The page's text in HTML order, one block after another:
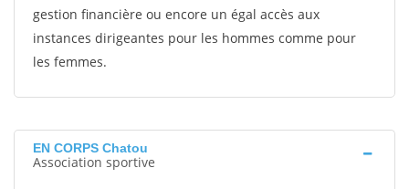
gestion financière ou encore un égal accès aux
instances dirigeantes pour les hommes comme pour
les femmes.
EN CORPS Chatou
Association sportive